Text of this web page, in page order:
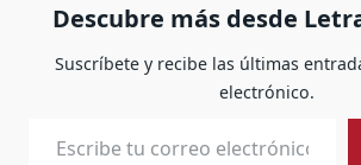
Descubre más desde
Suscríbete y recibe las últimas
electrónico.